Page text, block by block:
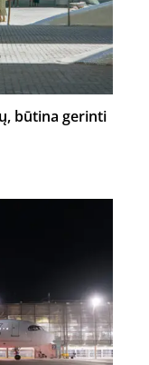
būtina gerinti